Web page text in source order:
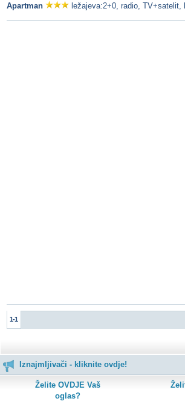
Apartman
ležajeva:2+0, radio, TV+satelit,
1-1
Iznajmljivači - kliknite ovdje!
Želite OVDJE Vaš
oglas?